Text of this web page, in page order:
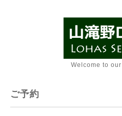
Welcome to
ご予約